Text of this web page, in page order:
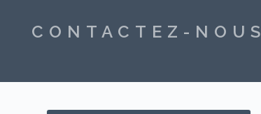
CONTACTEZ-NOUS